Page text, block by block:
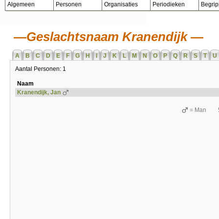
Algemeen Personen Organisaties Periodieken
Geslachtsnaam Kranendijk
A B C D E F G H J K L M N O P Q R S T
U
Aantal Personen: 1
Naam
Kranendijk, Jan
= Man